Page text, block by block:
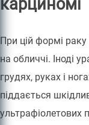
карциномі
При цій формі раку
на обличчі. Іноді
грудях, руках і
піддається
ультрафіолетових